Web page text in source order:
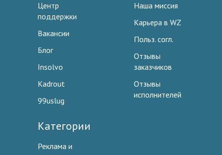
Центр
поддержки
Вакансии
Блог
Insolvo
Kadrout
99uslug
Наша миссия
Карьера в WZ
Польз. согл.
Отзывы
заказчиков
Отзывы
исполнителей
Категории
Реклама и